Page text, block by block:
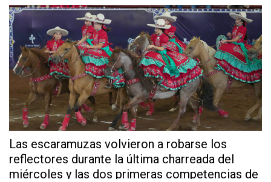
Las escaramuzas volvieron a robarse los
reflectores durante la última charreada del
miércoles y las dos primeras competencias de